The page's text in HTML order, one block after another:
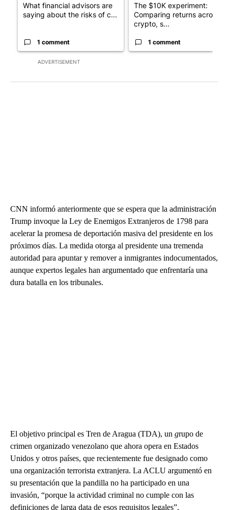
ADVERTISEMENT
What financial advisors are
saying about the risks of c...
1 comment
The $10K experiment:
Comparing returns across
crypto, s...
1 comment
CNN informó anteriormente que se espera que la administración
Trump invoque la Ley de Enemigos Extranjeros de 1798 para
acelerar la promesa de deportación masiva del presidente en los
próximos días. La medida otorga al presidente una tremenda
autoridad para apuntar y remover a inmigrantes indocumentados,
aunque expertos legales han argumentado que enfrentaría una
dura batalla en los tribunales.
El objetivo principal es Tren de Aragua (TDA), un grupo de
crimen organizado venezolano que ahora opera en Estados
Unidos y otros países, que recientemente fue designado como
una organización terrorista extranjera. La ACLU argumentó en
su presentación que la pandilla no ha participado en una
invasión, “porque la actividad criminal no cumple con las
definiciones de larga data de esos requisitos legales”.